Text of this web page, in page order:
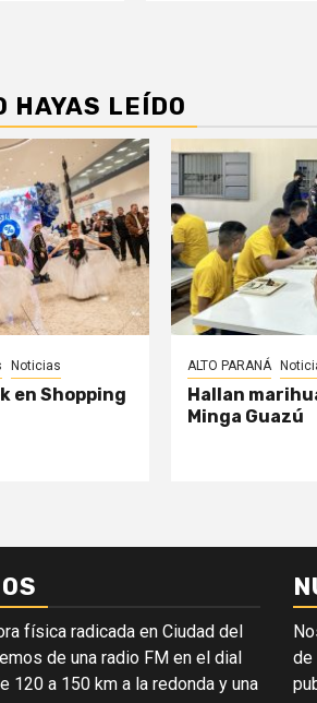
HAYAS LEÍDO
Noticias
en Shopping
ALTO PARANÁ
Hallan
Minga Guazú
física radicada en Ciudad del
de una radio FM en el dial
120 a 150 km a la redonda y una
de